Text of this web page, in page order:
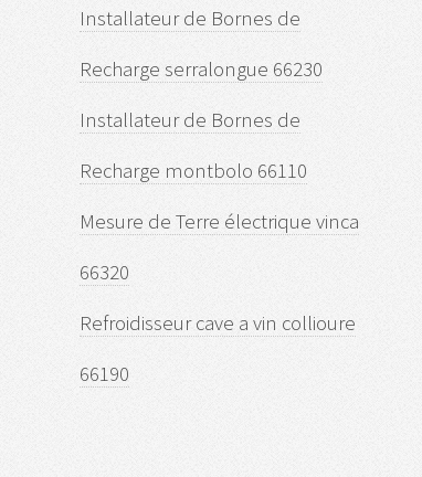
Installateur de Bornes de
Recharge serralongue 66230
Installateur de Bornes de
Recharge montbolo 66110
Mesure de Terre électrique vinca
66320
Refroidisseur cave a vin collioure
66190